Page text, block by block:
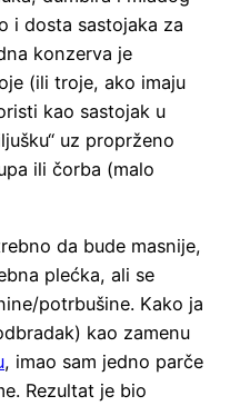
i dosta sastojaka za
konzerva je
(ili troje, ako imaju
kao sastojak u
uz proprženo
ili čorba (malo
da bude masnije,
plećka, ali se
potrbušine. Kako ja
kao zamenu
, imao sam jedno parče
Rezultat je bio